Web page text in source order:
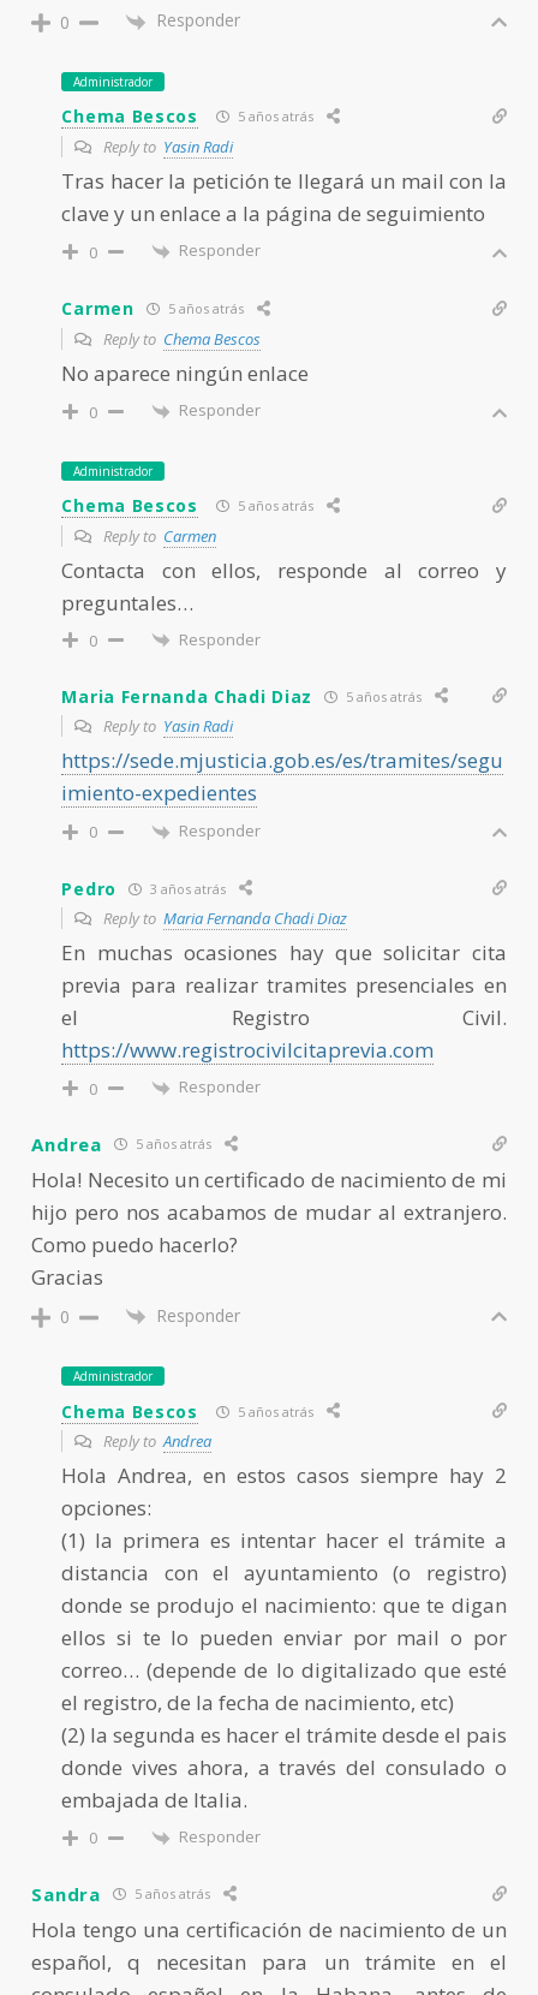
0 Responder
Administrador
Chema Bescos 5 años atrás
Reply to Yasin Radi
Tras hacer la petición te llegará un mail con la
clave y un enlace a la página de seguimiento
0 Responder
Carmen 5 años atrás
Reply to Chema Bescos
No aparece ningún enlace
0 Responder
Administrador
Chema Bescos 5 años atrás
Reply to Carmen
Contacta con ellos, responde al correo y
preguntales…
0 Responder
Maria Fernanda Chadi Diaz 5 años atrás
Reply to Yasin Radi
https://sede.mjusticia.gob.es/es/tramites/segu
imiento-expedientes
0 Responder
Pedro 3 años atrás
Reply toMaria Fernanda Chadi Diaz
En muchas ocasiones hay que solicitar cita
previa para realizar tramites presenciales en
el Registro Civil.
https://www.registrocivilcitaprevia.com
0 Responder
Andrea 5 años atrás
Hola! Necesito un certificado de nacimiento de mi
hijo pero nos acabamos de mudar al extranjero.
Como puedo hacerlo?
Gracias
0 Responder
Administrador
Chema Bescos 5 años atrás
Reply toAndrea
Hola Andrea, en estos casos siempre hay 2
opciones:
(1) la primera es intentar hacer el trámite a
distancia con el ayuntamiento (o registro)
donde se produjo el nacimiento: que te digan
ellos si te lo pueden enviar por mail o por
correo… (depende de lo digitalizado que esté
el registro, de la fecha de nacimiento, etc)
(2) la segunda es hacer el trámite desde el pais
donde vives ahora, a través del consulado o
embajada de Italia.
0 Responder
Sandra 5 años atrás
Hola tengo una certificación de nacimiento de un
español, q necesitan para un trámite en el